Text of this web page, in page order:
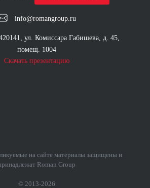
info@romangroup.ru
ул. Комиссара Габишева, д. 45,
помещ. 1004
Скачать презентацию
на сайте материалы защищены и
Roman Group
© 2013-2026